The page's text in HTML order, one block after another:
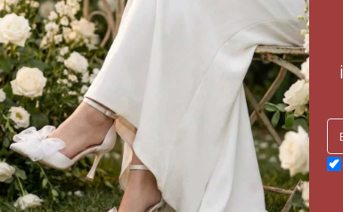
unsur, gün boyu size eşlik eden
oturmasıdır. Alışveriş sürecinizde yanılma
için hazırladığımız beden
seçmek, hem ayakkabının formunu
gün boyu zahmetsiz bir şıklık sergilemenize
doğrultusunda vererek, Letafia kalitesini her
bir uyumla tamamlayabilirsiniz. Unutmayın;